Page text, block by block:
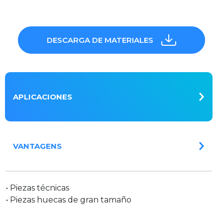
DESCARGA DE MATERIALES
APLICACIONES
VANTAGENS
• Piezas técnicas
• Piezas huecas de gran tamaño